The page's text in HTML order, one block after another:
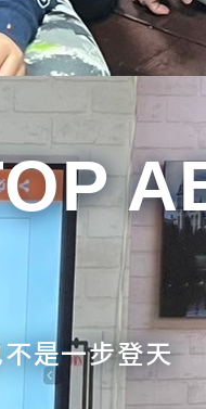
是一步登天